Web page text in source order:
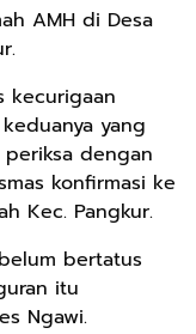
AMH di Desa
kecurigaan
yang
dengan
konfirmasi ke
Kec. Pangkur.
bertatus
itu
Ngawi.